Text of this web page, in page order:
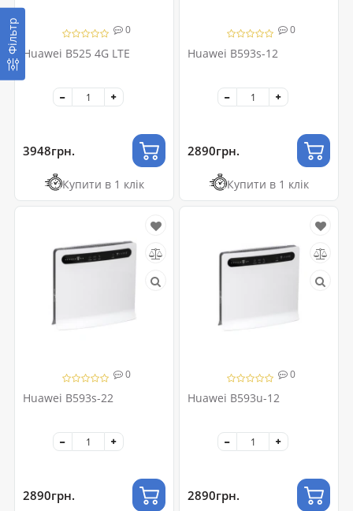
Фільтр 0
Huawei B525 4G LTE
3948грн.
Купити в 1 клік
0
Huawei B593s-12
2890грн.
Купити в 1 клік
0
Huawei B593s-22
2890грн.
0
Huawei B593u-12
2890грн.